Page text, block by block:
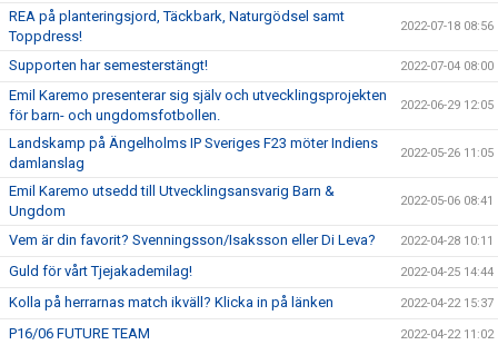
REA på planteringsjord, Täckbark, Naturgödsel samt
Toppdress!
2022-07-18 08:56
Supporten har semesterstängt! 2022-07-04 08:00
Emil Karemo presenterar sig själv och utvecklingsprojekten
för barn- och ungdomsfotbollen.
2022-06-29 12:05
Landskamp på Ängelholms IP Sveriges F23 möter Indiens
damlanslag
2022-05-26 11:05
Emil Karemo utsedd till Utvecklingsansvarig Barn &
Ungdom
2022-05-06 08:41
Vem är din favorit? Svenningsson/Isaksson eller Di Leva? 2022-04-28 10:11
Guld för vårt Tjejakademilag! 2022-04-25 14:44
Kolla på herrarnas match ikväll? Klicka in på länken 2022-04-22 15:37
P16/06 FUTURE TEAM 2022-04-22 11:02